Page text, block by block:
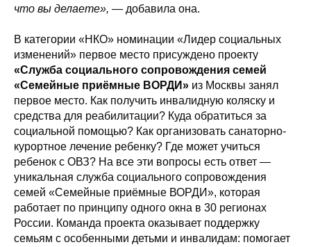
что вы делаете», — добавила она.
В категории «НКО» номинации «Лидер социальных
изменений» первое место присуждено проекту
«Служба социального сопровождения семей
«Семейные приёмные ВОРДИ» из Москвы занял
первое место. Как получить инвалидную коляску и
средства для реабилитации? Куда обратиться за
социальной помощью? Как организовать санаторно-
курортное лечение ребенку? Где может учиться
ребенок с ОВЗ? На все эти вопросы есть ответ —
уникальная служба социального сопровождения
семей «Семейные приёмные ВОРДИ», которая
работает по принципу одного окна в 30 регионах
России. Команда проекта оказывает поддержку
семьям с особенными детьми и инвалидам: помогает